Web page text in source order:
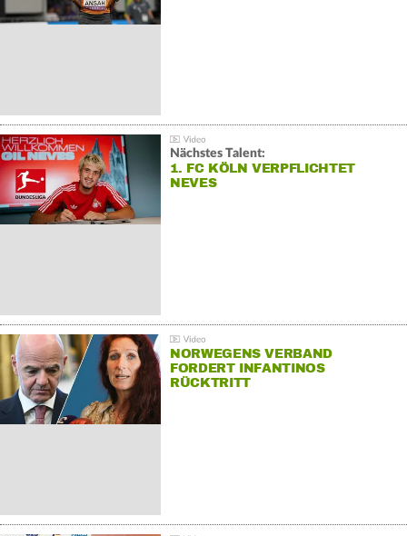
Nächstes Talent:
1. FC KÖLN VERPFLICHTET
NEVES
NORWEGENS VERBAND
FORDERT INFANTINOS
RÜCKTRITT